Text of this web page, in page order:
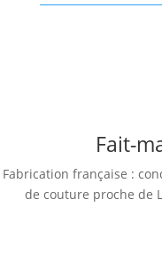
Fait-
Fabrication française :
de couture proche de